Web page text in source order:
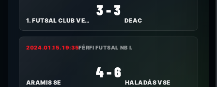
1. FUTSAL CLUB VESZPRÉM
3 - 3
DEAC
2024.01.15. 19:35FÉRFI FUTSAL NB I.
ARAMIS SE
4 - 6
HALADÁS VSE